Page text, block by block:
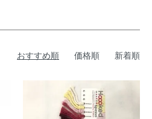
おすすめ順 価格順 新着順